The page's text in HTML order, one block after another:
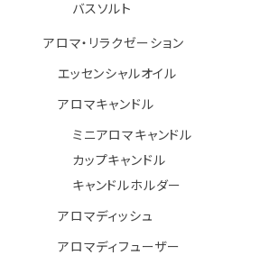
バスソルト
アロマ・リラクゼーション
エッセンシャルオイル
アロマキャンドル
ミニアロマキャンドル
カップキャンドル
キャンドルホルダー
アロマディッシュ
アロマディフューザー